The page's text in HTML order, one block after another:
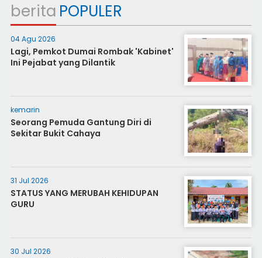
berita POPULER
04 Agu 2026
Lagi, Pemkot Dumai Rombak 'Kabinet'
Ini Pejabat yang Dilantik
kemarin
Seorang Pemuda Gantung Diri di
Sekitar Bukit Cahaya
31 Jul 2026
STATUS YANG MERUBAH KEHIDUPAN
GURU
30 Jul 2026